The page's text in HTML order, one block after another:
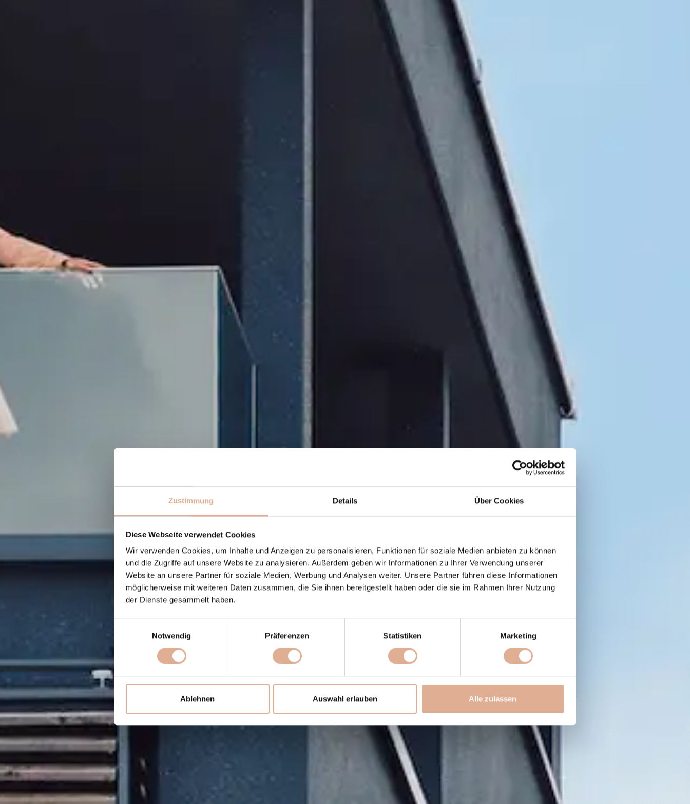
Zustimmung Details Über Cookies
Diese Webseite verwendet Cookies
Wir verwenden Cookies, um Inhalte und Anzeigen zu personalisieren, Funktionen für soziale Medien anbieten zu können
und die Zugriffe auf unsere Website zu analysieren. Außerdem geben wir Informationen zu Ihrer Verwendung unserer
Website an unsere Partner für soziale Medien, Werbung und Analysen weiter. Unsere Partner führen diese Informationen
möglicherweise mit weiteren Daten zusammen, die Sie ihnen bereitgestellt haben oder die sie im Rahmen Ihrer Nutzung
der Dienste gesammelt haben.
Notwendig
Präferenzen Statistiken Marketing
Ablehnen Auswahl erlauben Alle zulassen